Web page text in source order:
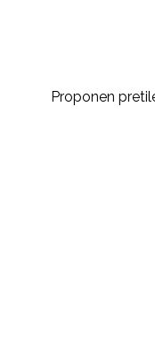
Proponen